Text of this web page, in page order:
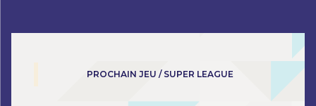
PROCHAIN JEU / SUPER LEAGUE